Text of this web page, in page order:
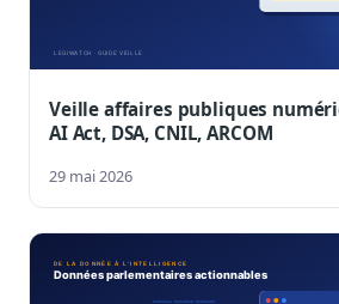
Veille affaires publiques
AI Act, DSA, CNIL, ARCOM
29 mai 2026